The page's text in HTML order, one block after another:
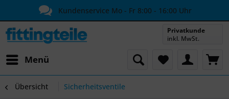
Kundenservice Mo - Fr 8:00 - 16:00 Uhr
Menü
Privatkunde
inkl. MwSt.
Übersicht Sicherheitsventile